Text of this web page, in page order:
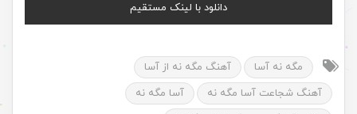
دانلود با لینک مستقیم
مگه نه آسا
آهنگ مگه نه از آسا
آهنگ شجاعت آسا مگه نه
آسا مگه نه